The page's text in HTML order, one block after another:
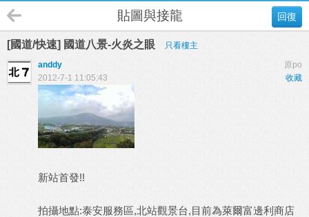
回復
貼圖與接龍
[國道/快速] 國道八景-火炎之眼
只看樓主
原po
anddy
收藏
2012-7-1 11:05:43
新站首發!!
拍攝地點:泰安服務區,北站觀景台,目前為萊爾富邊利商店